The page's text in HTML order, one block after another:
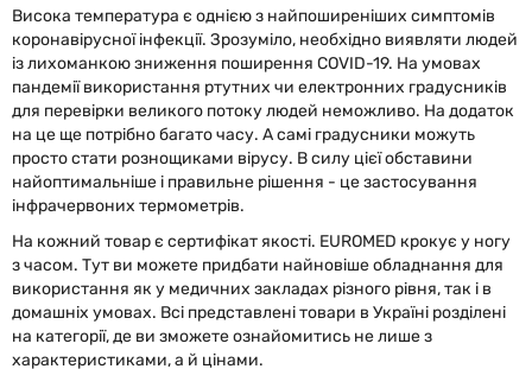
Висока температура є однією з найпоширеніших симптомів
коронавірусної інфекції. Зрозуміло, необхідно виявляти людей
із лихоманкою зниження поширення COVID-19. На умовах
пандемії використання ртутних чи електронних градусників
для перевірки великого потоку людей неможливо. На додаток
на це ще потрібно багато часу. А самі градусники можуть
просто стати рознощиками вірусу. В силу цієї обставини
найоптимальніше і правильне рішення - це застосування
інфрачервоних термометрів.
На кожний товар є сертифікат якості. EUROMED крокує у ногу
з часом. Тут ви можете придбати найновіше обладнання для
використання як у медичних закладах різного рівня, так і в
домашніх умовах. Всі представлені товари в Україні розділені
на категорії, де ви зможете ознайомитись не лише з
характеристиками, а й цінами.